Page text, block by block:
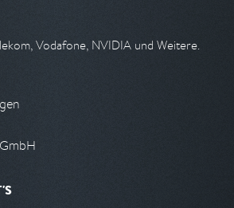
Vodafone, NVIDIA und Weitere.